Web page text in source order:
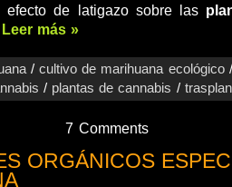
de latigazo sobre las
Leer más »
/cultivo de marihuana ecológico
/ plantas de cannabis /
7 Comments
ORGÁNICOS